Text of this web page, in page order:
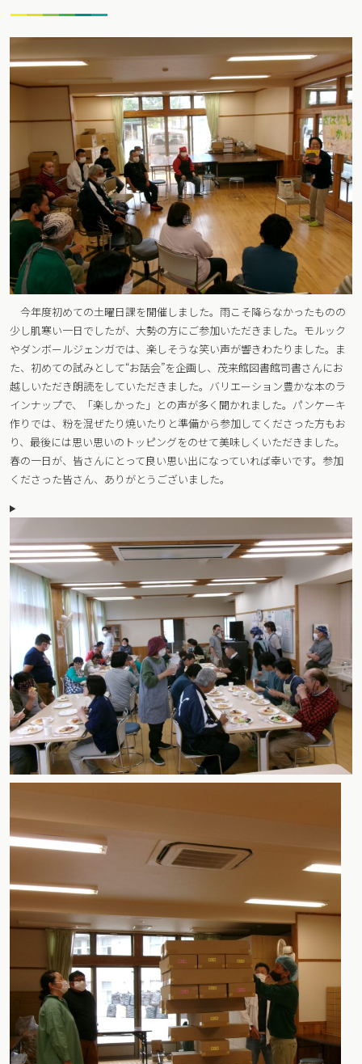
今年度初めての土曜日課を開催しました。雨こそ降らなかったものの
少し肌寒い一日でしたが、大勢の方にご参加いただきました。モルック
やダンボールジェンガでは、楽しそうな笑い声が響きわたりました。ま
た、初めての試みとして“お話会”を企画し、茂来館図書館司書さんにお
越しいただき朗読をしていただきました。バリエーション豊かな本のラ
インナップで、「楽しかった」との声が多く聞かれました。パンケーキ
作りでは、粉を混ぜたり焼いたりと準備から参加してくださった方もお
り、最後には思い思いのトッピングをのせて美味しくいただきました。
春の一日が、皆さんにとって良い思い出になっていれば幸いです。参加
くださった皆さん、ありがとうございました。